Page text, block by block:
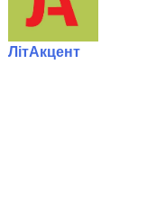
ЛітАкцент